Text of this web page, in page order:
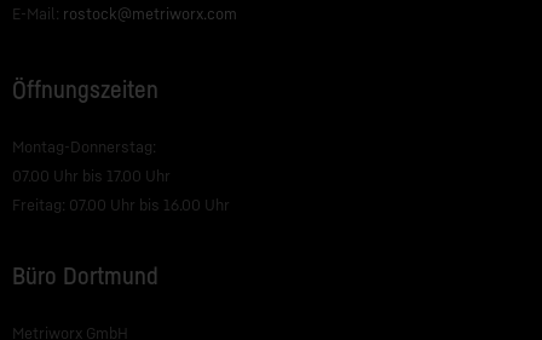
E-Mail: rostock@metriworx.com
Öffnungszeiten
Montag-Donnerstag:
07.00 Uhr bis 17.00 Uhr
Freitag: 07.00 Uhr bis 16.00 Uhr
Büro Dortmund
Metriworx GmbH